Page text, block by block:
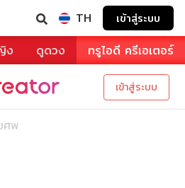
TH เข้าสู่ระบบ
ง ดูดวง ทรูไอดี ครีเอเตอร์
เข้าสู่ระบบ
ศพ